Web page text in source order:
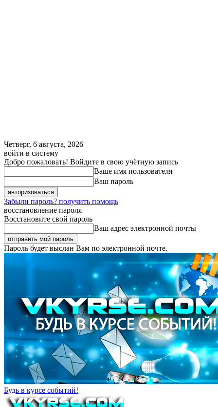
Четверг, 6 августа, 2026
войти в систему
Добро пожаловать! Войдите в свою учётную запись
Ваше имя пользователя
Ваш пароль
Забыли пароль? получить помощь
восстановление пароля
Восстановите свой пароль
Ваш адрес электронной почты
Пароль будет выслан Вам по электронной почте.
Будь в курсе событий!